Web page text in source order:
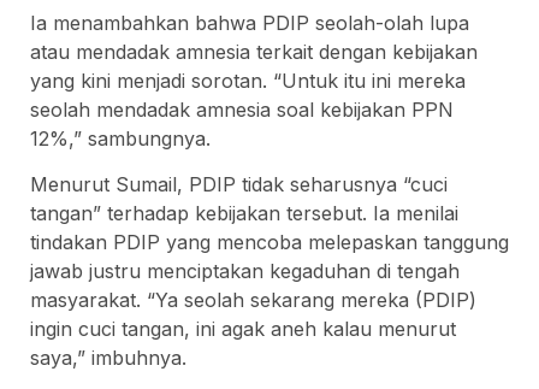
Ia menambahkan bahwa PDIP seolah-olah lupa
atau mendadak amnesia terkait dengan kebijakan
yang kini menjadi sorotan. “Untuk itu ini mereka
seolah mendadak amnesia soal kebijakan PPN
12%,” sambungnya.
Menurut Sumail, PDIP tidak seharusnya “cuci
tangan” terhadap kebijakan tersebut. Ia menilai
tindakan PDIP yang mencoba melepaskan tanggung
jawab justru menciptakan kegaduhan di tengah
masyarakat. “Ya seolah sekarang mereka (PDIP)
ingin cuci tangan, ini agak aneh kalau menurut
saya,” imbuhnya.